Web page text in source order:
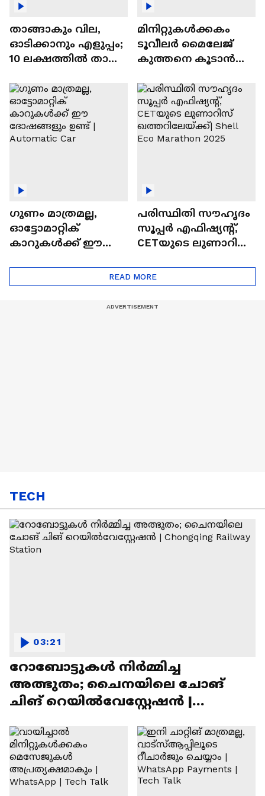
താങ്ങാകും വില,
ഓടിക്കാനും എളുപ്പം;
10 ലക്ഷത്തിൽ താഴെ
ഓട്ടോമാറ്റിക്ക്
എസ്‍യുവികൾ
മിനിറ്റുകൾക്കകം
ടൂവീലർ മൈലേജ്
കുത്തനെ കൂടാൻ
ഗുണം മാത്രമല്ല,
ഓട്ടോമാറ്റിക്
കാറുകൾക്ക് ഈ
പരിസ്ഥിതി സൗഹൃദം
സൂപ്പർ എഫിഷ്യന്റ്,
CETയുടെ ലുണാറിസ്
Eco Marathon 2025
READ MORE
TECH
റോബോട്ടുകൾ നിർമ്മിച്ച
അത്ഭുതം; ചൈനയിലെ ചോങ്
ചിങ് റെയിൽവേസ്റ്റേഷൻ |
03:21